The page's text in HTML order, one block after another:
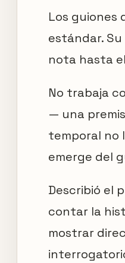
Los guiones
estándar.
nota hasta
No trabaja
— una
temporal no
emerge del
Describió el
contar la
mostrar